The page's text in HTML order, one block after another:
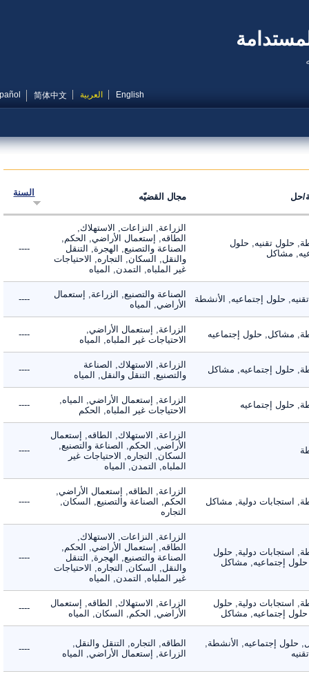
English العربية 简体中文
Español
مجال القضيّه السنة
حلول تقنيه, حلول
مشاكل
الزراعة, النزاعات, الاستهلاك,
الطاقه, إستعمال الأراضي, الحكم,
الصناعة والتصنيع, الهجرة, التنقل
والنقل, السكان, التجاره, الاحتياجات
غير الملباه, التمدن, المياه
----
حلول إجتماعيه, الأنشطة
الصناعة والتصنيع, الزراعة, إستعمال
الأراضي, المياه
----
مشاكل, حلول إجتماعيه
الزراعة, إستعمال الأراضي,
الاحتياجات غير الملباه, المياه
----
حلول إجتماعيه, مشاكل
الزراعة, الاستهلاك, الصناعة
والتصنيع, التنقل والنقل, المياه
----
حلول إجتماعيه
الزراعة, إستعمال الأراضي, المياه,
الاحتياجات غير الملباه, الحكم
----
الزراعة, الاستهلاك, الطاقه, إستعمال
الأراضي, الحكم, الصناعة والتصنيع,
السكان, التجاره, الاحتياجات غير
الملباه, التمدن, المياه
----
استجابات دولية, مشاكل
الزراعة, الطاقه, إستعمال الأراضي,
الحكم, الصناعة والتصنيع, السكان,
التجاره
----
استجابات دولية, حلول
إجتماعيه, مشاكل
الزراعة, النزاعات, الاستهلاك,
الطاقه, إستعمال الأراضي, الحكم,
الصناعة والتصنيع, الهجرة, التنقل
والنقل, السكان, التجاره, الاحتياجات
غير الملباه, التمدن, المياه
----
استجابات دولية, حلول
إجتماعيه, مشاكل
الزراعة, الاستهلاك, الطاقه, إستعمال
الأراضي, الحكم, السكان, المياه
----
إجتماعيه, الأنشطة,
الطاقه, التجاره, التنقل والنقل,
الزراعة, إستعمال الأراضي, المياه
----